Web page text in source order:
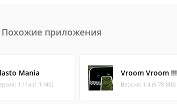
Похожие приложения
Mania
1.11a (1.1 МБ)
Vroom Vroom !!!
Версия: 1.4 (6.78 МБ)